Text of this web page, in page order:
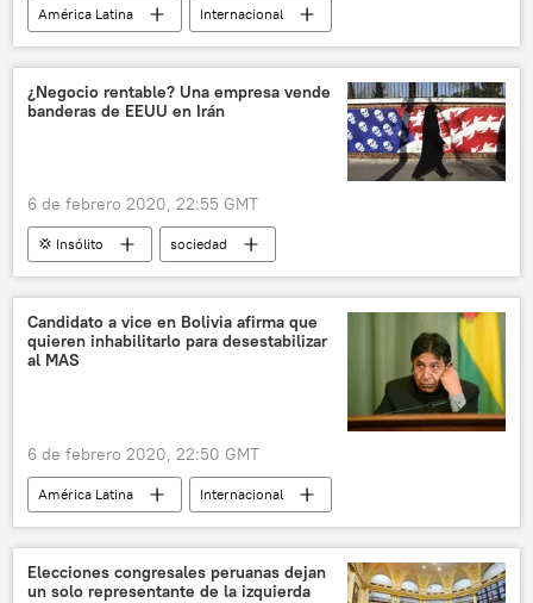
América Latina
Internacional
Argentina
hotel
Mauricio Macri
noticias
¿Negocio rentable? Una empresa vende
banderas de EEUU en Irán
6 de febrero 2020, 22:55 GMT
💢 Insólito
sociedad
🌍 Oriente Medio
Internacional
Irán
EEUU
banderas noticias
Candidato a vice en Bolivia afirma que
quieren inhabilitarlo para desestabilizar
al MAS
6 de febrero 2020, 22:50 GMT
América Latina
Internacional
Movimiento Al Socialismo (MAS)
David Choquehuanca
Elecciones congresales peruanas dejan
un solo representante de la izquierda